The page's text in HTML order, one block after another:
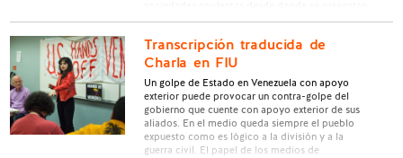
como “luchadores por la libertad …
Transcripción traducida de
Charla en FIU
Un golpe de Estado en Venezuela con apoyo
exterior puede provocar un contra-golpe del
gobierno que cuente con apoyo exterior de sus
aliados. En el medio queda siempre el pueblo
expuesto como es lógico a la división y a la
guerra civil. El papel de los medios de